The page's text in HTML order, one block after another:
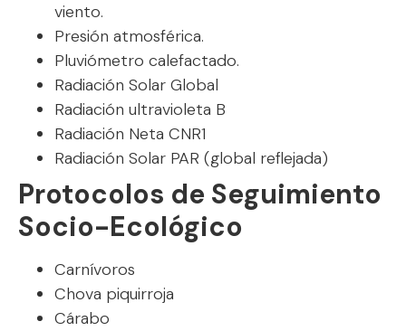
viento.
Presión atmosférica.
Pluviómetro calefactado.
Radiación Solar Global
Radiación ultravioleta B
Radiación Neta CNR1
Radiación Solar PAR (global reflejada)
Protocolos de Seguimiento
Socio-Ecológico
Carnívoros
Chova piquirroja
Cárabo